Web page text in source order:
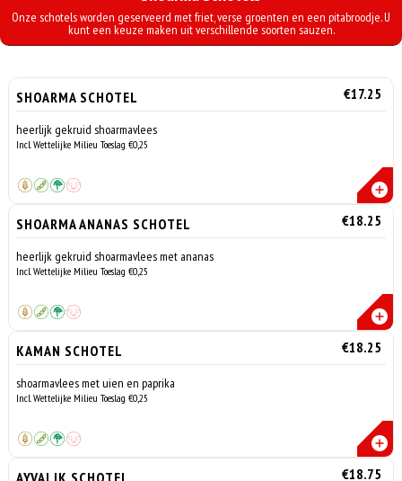
Onze schotels worden geserveerd met friet, verse groenten en een pitabroodje. U
kunt een keuze maken uit verschillende soorten sauzen.
SHOARMA SCHOTEL €17.25
heerlijk gekruid shoarmavlees
Incl. Wettelijke Milieu Toeslag €0,25
SHOARMA ANANAS SCHOTEL €18.25
heerlijk gekruid shoarmavlees met ananas
Incl. Wettelijke Milieu Toeslag €0,25
KAMAN SCHOTEL €18.25
shoarmavlees met uien en paprika
Incl. Wettelijke Milieu Toeslag €0,25
AYVALIK SCHOTEL €18.75